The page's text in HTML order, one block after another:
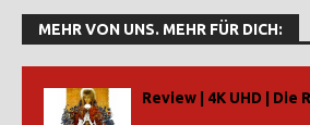
MEHR VON UNS. MEHR FÜR DICH:
Review | 4K UHD | Die